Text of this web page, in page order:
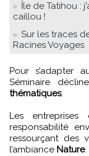
Île de Tatihou :
caillou !
Sur les traces
Racines Voyages
Pour s’adapter aux attentes des entreprises, Le Spot
Séminaire
thématiques.
Les
responsabilité
ressourçant des
l’ambiance Nature.